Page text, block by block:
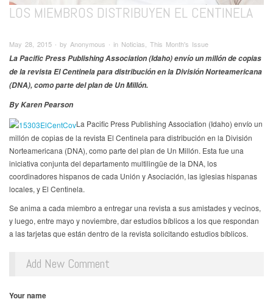
LOS MIEMBROS DISTRIBUYEN EL CENTINELA
May 28, 2015 ∙ by Anonymous ∙ in Noticias, This Month's Issue
La Pacific Press Publishing Association (Idaho) envío un millón de copias
de la revista El Centinela para distribución en la División Norteamericana
(DNA), como parte del plan de Un Millón.
By Karen Pearson
La Pacific Press Publishing Association (Idaho) envío un
millón de copias de la revista El Centinela para distribución en la División
Norteamericana (DNA), como parte del plan de Un Millón. Esta fue una
iniciativa conjunta del departamento multilingüe de la DNA, los
coordinadores hispanos de cada Unión y Asociación, las iglesias hispanas
locales, y El Centinela.
Se anima a cada miembro a entregar una revista a sus amistades y vecinos,
y luego, entre mayo y noviembre, dar estudios bíblicos a los que respondan
a las tarjetas que están dentro de la revista solicitando estudios bíblicos.
Add New Comment
Your name